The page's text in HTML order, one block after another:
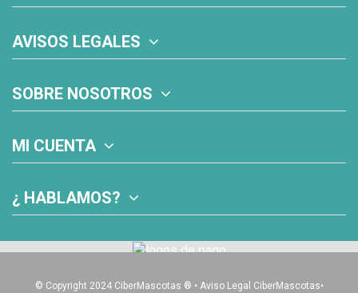
AVISOS LEGALES
SOBRE NOSOTROS
MI CUENTA
¿ HABLAMOS?
© Copyright 2024 CiberMascotas ® • Aviso Legal CiberMascotas•